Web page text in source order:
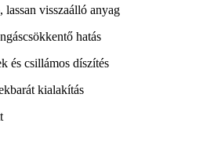
visszaálló anyag
hatás
és csillámos díszítés
kialakítás